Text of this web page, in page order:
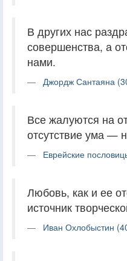
В других нас
совершенства, а
нами.
Джордж Сантаяна
Все жалуются на
отсутствие ума —
Еврейские
Любовь, как и ее
источник
Иван Охлобыстин